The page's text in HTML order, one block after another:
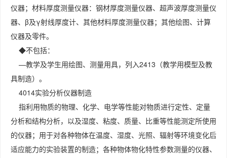
仪器；材料厚度测量仪器：钢材厚度测量仪器、超声波厚度测量仪
器、β及γ射线厚度计、其他材料厚度测量仪器；其他绘图、计算
仪器及零件。
◆不包括：
—教学及学生用绘图、测量用具，列入2413（教学用模型及教
具制造）。
4014实验分析仪器制造
指利用物质的物理、化学、电学等性能对物质进行定性、定量
分析和结构分析，以及湿度、粘度、质量、比重等性能测定所使用
的仪器；用于对各种物体在温度、湿度、光照、辐射等环境变化后
适应能力的实验装置的制造；各种物体物化特性参数测量的仪器、